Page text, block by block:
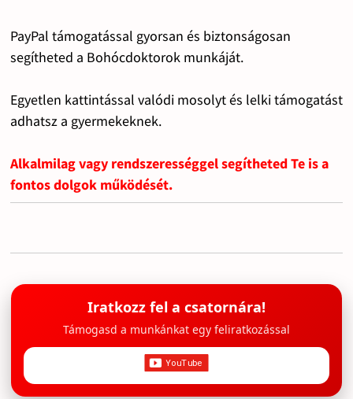
PayPal támogatással gyorsan és biztonságosan
segítheted a Bohócdoktorok munkáját.
Egyetlen kattintással valódi mosolyt és lelki támogatást
adhatsz a gyermekeknek.
Alkalmilag vagy rendszerességgel segítheted Te is a
fontos dolgok működését.
Iratkozz fel a csatornára!
Támogasd a munkánkat egy feliratkozással